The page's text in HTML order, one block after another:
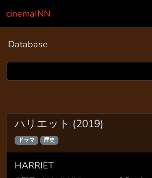
cinemaINN
Database
ハリエット (2019)
ドラマ 歴史
HARRIET